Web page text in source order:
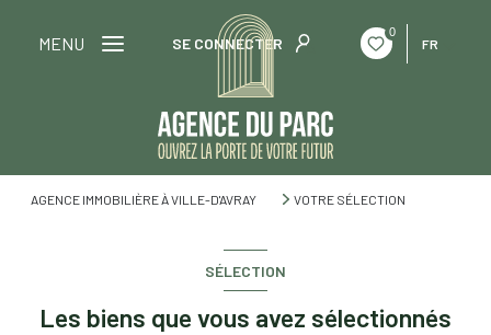
SE CONNECTER
0
FR
MENU
AGENCE IMMOBILIÈRE À VILLE-D'AVRAY VOTRE SÉLECTION
SÉLECTION
Les biens que vous avez sélectionnés